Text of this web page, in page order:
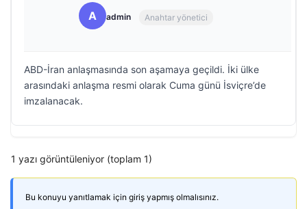
A admin Anahtar yönetici
ABD-İran anlaşmasında son aşamaya geçildi. İki ülke
arasındaki anlaşma resmi olarak Cuma günü İsviçre’de
imzalanacak.
1 yazı görüntüleniyor (toplam 1)
Bu konuyu yanıtlamak için giriş yapmış olmalısınız.